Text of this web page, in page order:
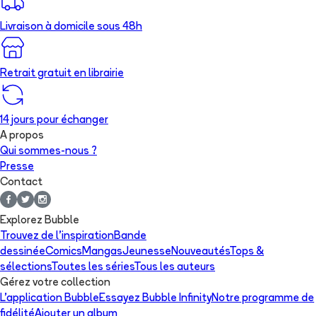
Livraison à domicile sous 48h
Retrait gratuit en librairie
14 jours pour échanger
A propos
Qui sommes-nous ?
Presse
Contact
Explorez Bubble
Trouvez de l'inspirationBande
dessinéeComics MangasJeunesse NouveautésTops &
sélectionsToutes les sériesTous les auteurs
Gérez votre collection
L'application Bubble Essayez Bubble InfinityNotre programme de